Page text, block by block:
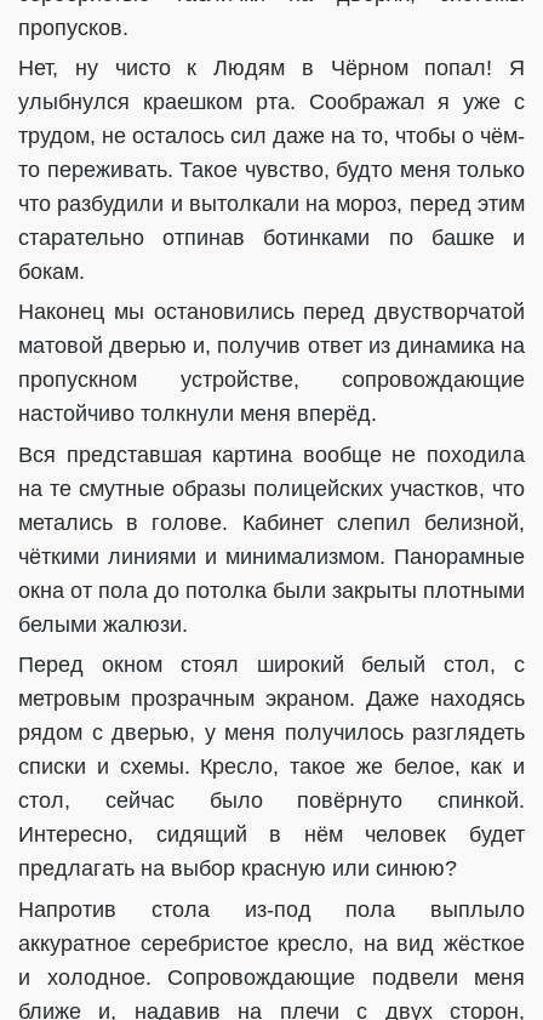
пропусков.
Нет, ну чисто к Людям в Чёрном попал! Я
улыбнулся краешком рта. Соображал я уже с
трудом, не осталось сил даже на то, чтобы о чём-
то переживать. Такое чувство, будто меня только
что разбудили и вытолкали на мороз, перед этим
старательно отпинав ботинками по башке и
бокам.
Наконец мы остановились перед двустворчатой
матовой дверью и, получив ответ из динамика на
пропускном устройстве, сопровождающие
настойчиво толкнули меня вперёд.
Вся представшая картина вообще не походила
на те смутные образы полицейских участков, что
метались в голове. Кабинет слепил белизной,
чёткими линиями и минимализмом. Панорамные
окна от пола до потолка были закрыты плотными
белыми жалюзи.
Перед окном стоял широкий белый стол, с
метровым прозрачным экраном. Даже находясь
рядом с дверью, у меня получилось разглядеть
списки и схемы. Кресло, такое же белое, как и
стол, сейчас было повёрнуто спинкой.
Интересно, сидящий в нём человек будет
предлагать на выбор красную или синюю?
Напротив стола из-под пола выплыло
аккуратное серебристое кресло, на вид жёсткое
и холодное. Сопровождающие подвели меня
ближе и, надавив на плечи с двух сторон,